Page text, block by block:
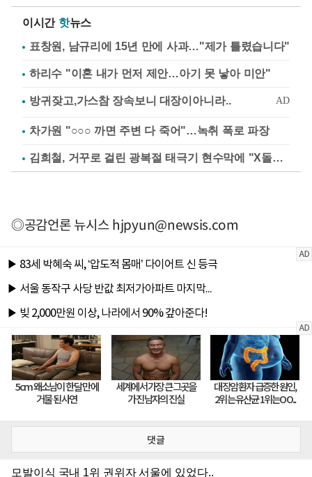
이시간 핫뉴스
표창원, 남규리에 15년 만에 사과…"제가 틀렸습니다"
하리수 "이혼 내가 먼저 제안…아기 못 낳아 미안"
차가원 "○○○ 까면 주변 다 죽어"…녹취 폭로 파장
김희철, 거꾸로 걸린 광복절 태극기 현수막에 "X돌았네"
◎공감언론 뉴시스hjpyun@newsis.com
댓글